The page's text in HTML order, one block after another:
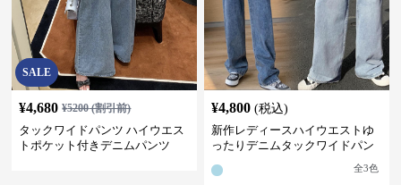
SALE
¥4,680 ¥5200(割引前)
タックワイドパンツ ハイウエス
トポケット付きデニムパンツ
¥4,800 (税込)
新作レディースハイウエストゆ
ったりデニムタックワイドパン
全3色